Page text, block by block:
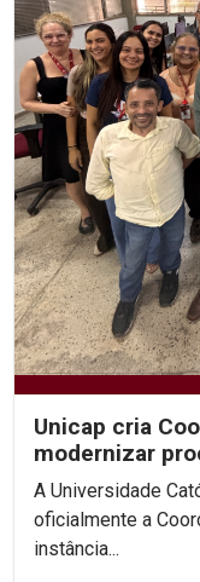
Unicap cria
modernizar
ampliar o uso
A Universidade
oficialmente a
instância...